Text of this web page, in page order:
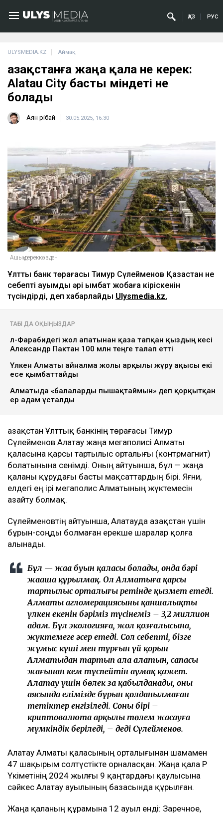
ҚАЗ РУС
ULYSMEDIA.KZ Аймақ
Қазақстанға жаңа қала не керек:
Alatau City басты міндеті не
болады
Аян Өрібай 30.05.2025, 16:30
Ашық дереккөзден
Ұлттық банк төрағасы Тимур Сүлейменов Қазақстан не
себепті ауқымды әрі қымбат жобаға кіріскенін
түсіндірді, деп хабарлайды Ulysmedia.kz.
ТАҒЫ ДА ОҚЫҢЫЗДАР
әл-Фарабидегі жол апатынан қаза тапқан қыздың әкесі
Александр Пактан 100 млн теңге талап етті
Үлкен Алматы айналма жолы арқылы жүру ақысы екі
есе қымбаттайды
Алматыда «балаларды пышақтаймын» деп қорқытқан
ер адам ұсталды
Қазақстан Ұлттық банкінің төрағасы Тимур
Сүлейменов Алатау жаңа мегаполисі Алматы
қаласына қарсы тартылыс орталығы (контрмагнит)
болатынына сенімді. Оның айтуынша, бұл — жаңа
қаланы құрудағы басты мақсаттардың бірі. Яғни,
елдегі ең ірі мегаполис Алматының жүктемесін
азайту болмақ.
Сүлейменовтің айтуынша, Алатауда Қазақстан үшін
бұрын-соңды болмаған ерекше шаралар қолға
алынады.
Бұл — жаңа буын қаласы болады, онда бәрі
жаңаша құрылмақ. Ол Алматыға қарсы
тартылыс орталығы ретінде қызмет етеді.
Алматы агломерациясының қаншалықты
үлкен екенін бәріміз түсінеміз – 3,2 миллион
адам. Бұл экологияға, жол қозғалысына,
жүктемеге әсер етеді. Сол себепті, бізге
жұмыс күші мен тұрғын үй қорын
Алматыдан тартып ала алатын, сапасы
жағынан кем түспейтін аумақ қажет.
Алатау үшін бөлек заң қабылданады, оның
аясында елімізде бұрын қолданылмаған
тетіктер енгізіледі. Соның бірі –
криптовалюта арқылы төлем жасауға
мүмкіндік беріледі, – деді Сүлейменов.
Алатау Алматы қаласының орталығынан шамамен
47 шақырым солтүстікте орналасқан. Жаңа қала ҚР
Үкіметінің 2024 жылғы 9 қаңтардағы қаулысына
сәйкес Алатау ауылының базасында құрылған.
Жаңа қаланың құрамына 12 ауыл енді: Заречное,